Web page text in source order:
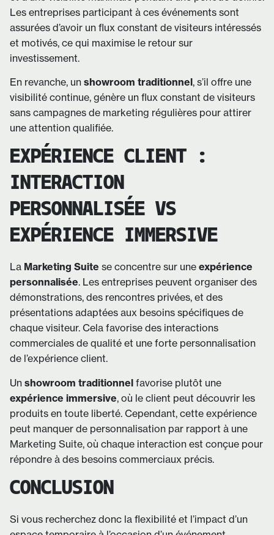
Les entreprises participant à ces événements sont
assurées d’avoir un flux constant de visiteurs intéressés
et motivés, ce qui maximise le retour sur
investissement.
En revanche, un showroom traditionnel, s’il offre une
visibilité continue, génère un flux constant de visiteurs
sans campagnes de marketing régulières pour attirer
une attention qualifiée.
EXPÉRIENCE CLIENT :
INTERACTION
PERSONNALISÉE VS
EXPÉRIENCE IMMERSIVE
La Marketing Suite se concentre sur une expérience
personnalisée. Les entreprises peuvent organiser des
démonstrations, des rencontres privées, et des
présentations adaptées aux besoins spécifiques de
chaque visiteur. Cela favorise des interactions
commerciales de qualité et une forte personnalisation
de l’expérience client.
Un showroom traditionnel favorise plutôt une
expérience immersive, où le client peut découvrir les
produits en toute liberté. Cependant, cette expérience
peut manquer de personnalisation par rapport à une
Marketing Suite, où chaque interaction est conçue pour
répondre à des besoins commerciaux précis.
CONCLUSION
Si vous recherchez donc la flexibilité et l’impact d’un